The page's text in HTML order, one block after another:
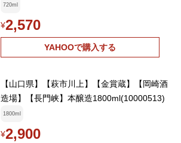
720ml
¥2,570
YAHOOで購入する
【山口県】【萩市川上】【金賞蔵】【岡崎酒
造場】【長門峡】本醸造1800ml(10000513)
1800ml
¥2,900